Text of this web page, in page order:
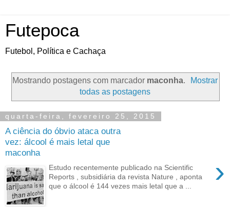
Futepoca
Futebol, Política e Cachaça
Mostrando postagens com marcador maconha.
Mostrar
todas as postagens
quarta-feira, fevereiro 25, 2015
A ciência do óbvio ataca outra
vez: álcool é mais letal que
maconha
›
Estudo recentemente publicado na Scientific
Reports , subsidiária da revista Nature , aponta
que o álcool é 144 vezes mais letal que a ...